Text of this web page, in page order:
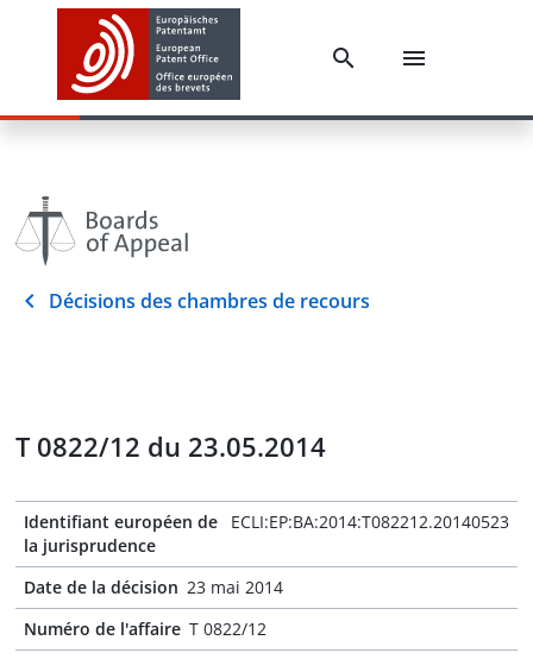
Décisions des chambres de recours
T 0822/12 du 23.05.2014
Identifiant européen de
la jurisprudence
ECLI:EP:BA:2014:T082212.20140523
Date de la décision 23 mai 2014
Numéro de l'affaire T 0822/12